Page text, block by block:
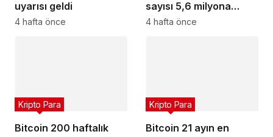
uyarısı geldi
4 hafta önce
sayısı 5,6 milyona
ulaştı
4 hafta önce
Bitcoin 200 haftalık
Kripto Para
Bitcoin 21 ayın en
Kripto Para